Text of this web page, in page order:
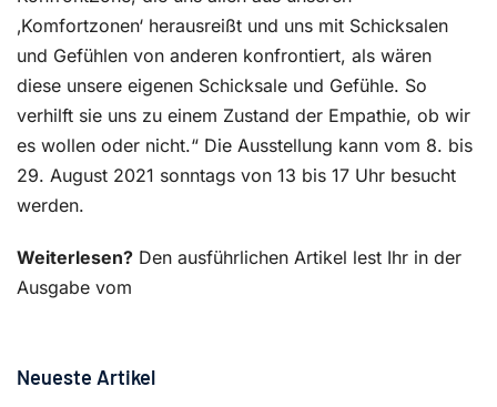
‚Komfortzonen‘ herausreißt und uns mit Schicksalen
und Gefühlen von anderen konfrontiert, als wären
diese unsere eigenen Schicksale und Gefühle. So
verhilft sie uns zu einem Zustand der Empathie, ob wir
es wollen oder nicht.“ Die Ausstellung kann vom 8. bis
29. August 2021 sonntags von 13 bis 17 Uhr besucht
werden.
Weiterlesen? Den ausführlichen Artikel lest Ihr in der
Ausgabe vom
Neueste Artikel